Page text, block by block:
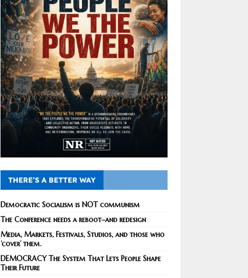
THERE’S A BETTER WAY
Democratic Socialism is NOT communism
The Conference needs a reboot–and redesign
Media, Markets, Festivals, Studios, and those who
‘cover’ them.
DEMOCRACY The System That Lets People Shape
Their Future